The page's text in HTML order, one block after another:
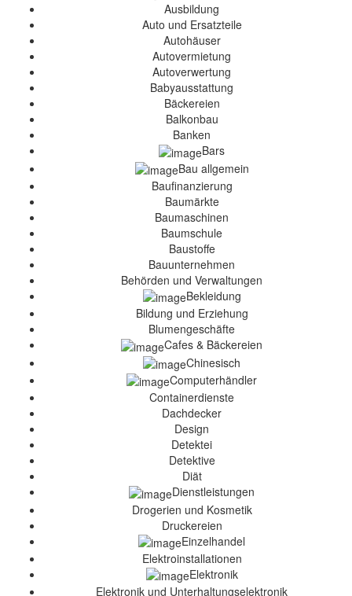
Ausbildung
Auto und Ersatzteile
Autohäuser
Autovermietung
Autoverwertung
Babyausstattung
Bäckereien
Balkonbau
Banken
Bars
Bau allgemein
Baufinanzierung
Baumärkte
Baumaschinen
Baumschule
Baustoffe
Bauunternehmen
Behörden und Verwaltungen
Bekleidung
Bildung und Erziehung
Blumengeschäfte
Cafes & Bäckereien
Chinesisch
Computerhändler
Containerdienste
Dachdecker
Design
Detektei
Detektive
Diät
Dienstleistungen
Drogerien und Kosmetik
Druckereien
Einzelhandel
Elektroinstallationen
Elektronik
Elektronik und Unterhaltungselektronik